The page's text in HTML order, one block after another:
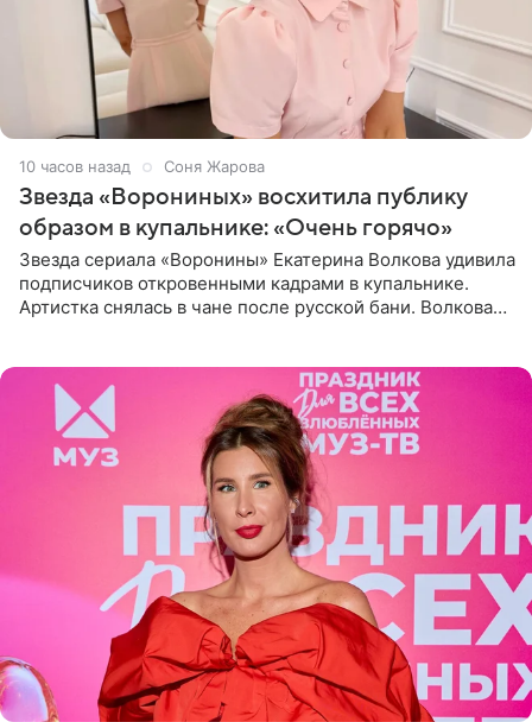
10 часов назад Соня Жарова
Звезда «Ворониных» восхитила публику
образом в купальнике: «Очень горячо»
Звезда сериала «Воронины» Екатерина Волкова удивила
подписчиков откровенными кадрами в купальнике.
Артистка снялась в чане после русской бани. Волкова